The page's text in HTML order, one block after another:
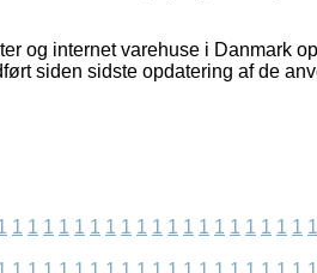
og internet varehuse i Danmark
siden sidste opdatering af de
1 1 1 1 1 1 1 1 1 1 1 1 1 1 1 1 1 1 1 1